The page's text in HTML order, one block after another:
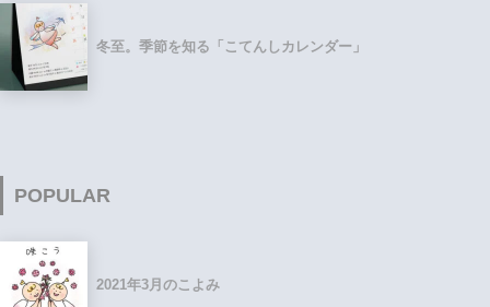
冬至。季節を知る「こてんしカレンダー」
POPULAR
2021年3月のこよみ